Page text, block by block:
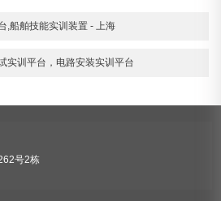
,船舶技能实训装置 - 上海
实训平台，电路安装实训平台
号2栋